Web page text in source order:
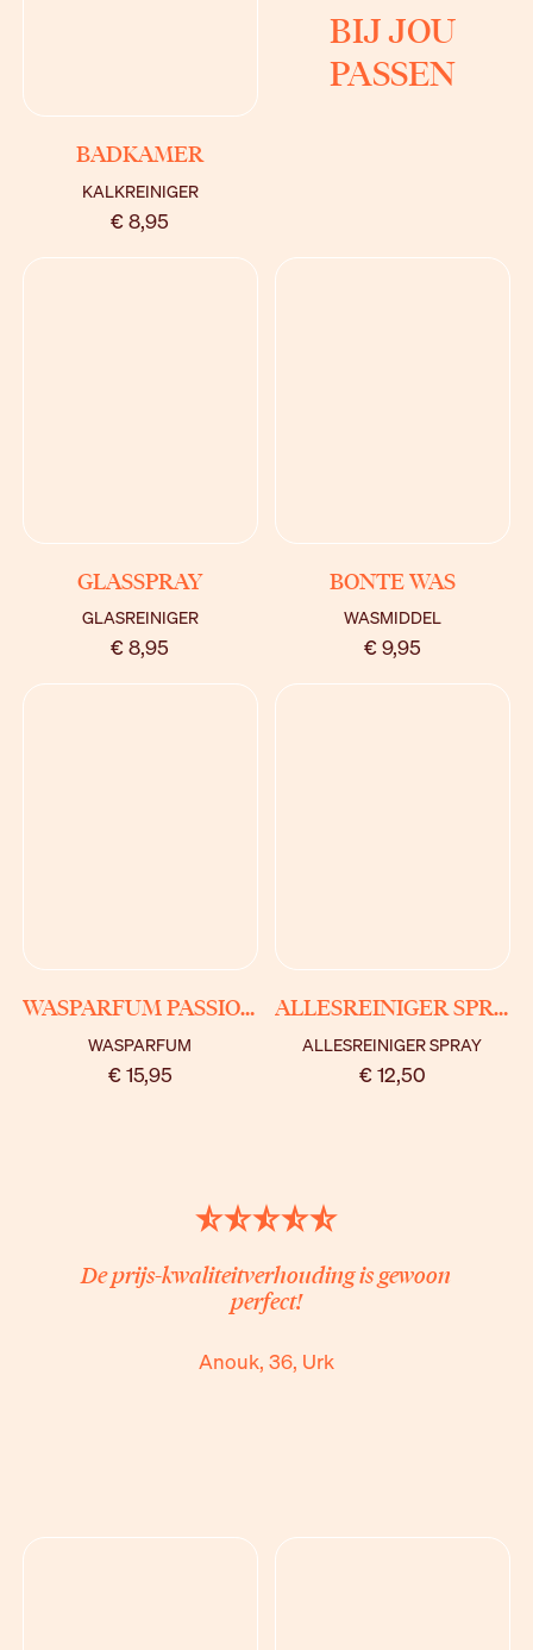
KALKREINIGER
€ 8,95
BADKAMER
BIJ JOU
PASSEN
GLASREINIGER
€ 8,95
GLASSPRAY
WASMIDDEL
€ 9,95
BONTE WAS
WASPARFUM
€ 15,95
WASPARFUM PASSIONE
ALLESREINIGER SPRAY
€ 12,50
ALLESREINIGER SPRAY PASSIONE
De prijs-kwaliteitverhouding is gewoon
perfect!
Anouk, 36, Urk